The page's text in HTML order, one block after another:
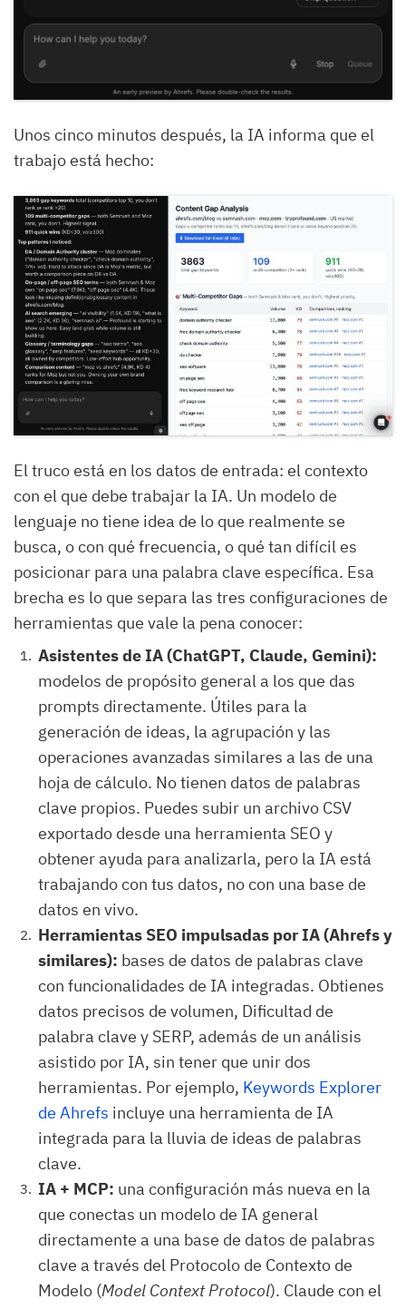
Unos cinco minutos después, la IA informa que el
trabajo está hecho:
El truco está en los datos de entrada: el contexto
con el que debe trabajar la IA. Un modelo de
lenguaje no tiene idea de lo que realmente se
busca, o con qué frecuencia, o qué tan difícil es
posicionar para una palabra clave específica. Esa
brecha es lo que separa las tres configuraciones de
herramientas que vale la pena conocer:
Asistentes de IA (ChatGPT, Claude, Gemini):
modelos de propósito general a los que das
prompts directamente. Útiles para la
generación de ideas, la agrupación y las
operaciones avanzadas similares a las de una
hoja de cálculo. No tienen datos de palabras
clave propios. Puedes subir un archivo CSV
exportado desde una herramienta SEO y
obtener ayuda para analizarla, pero la IA está
trabajando con tus datos, no con una base de
datos en vivo.
Herramientas SEO impulsadas por IA (Ahrefs y
similares): bases de datos de palabras clave
con funcionalidades de IA integradas. Obtienes
datos precisos de volumen, Dificultad de
palabra clave y SERP, además de un análisis
asistido por IA, sin tener que unir dos
herramientas. Por ejemplo, Keywords Explorer
de Ahrefs incluye una herramienta de IA
integrada para la lluvia de ideas de palabras
clave.
IA + MCP: una configuración más nueva en la
que conectas un modelo de IA general
directamente a una base de datos de palabras
clave a través del Protocolo de Contexto de
Modelo (Model Context Protocol). Claude con el